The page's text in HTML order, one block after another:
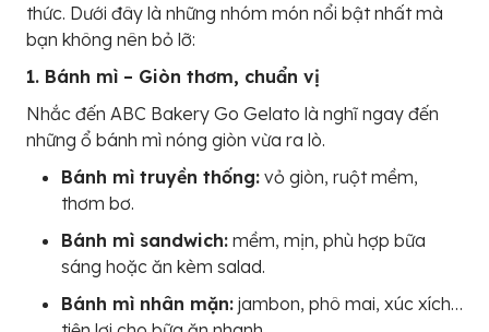
thức. Dưới đây là những nhóm món nổi bật nhất mà
bạn không nên bỏ lỡ:
1. Bánh mì – Giòn thơm, chuẩn vị
Nhắc đến ABC Bakery Go Gelato là nghĩ ngay đến
những ổ bánh mì nóng giòn vừa ra lò.
Bánh mì truyền thống: vỏ giòn, ruột mềm,
thơm bơ.
Bánh mì sandwich: mềm, mịn, phù hợp bữa
sáng hoặc ăn kèm salad.
Bánh mì nhân mặn: jambon, phô mai, xúc xích…